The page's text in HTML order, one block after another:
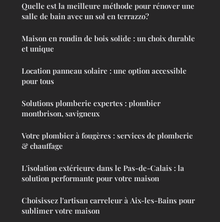
Quelle est la meilleure méthode pour rénover une
salle de bain avec un sol en terrazzo?
Maison en rondin de bois solide : un choix durable
et unique
Location panneau solaire : une option accessible
pour tous
Solutions plomberie expertes : plombier
montbrison, savigneux
Votre plombier à fougères : services de plomberie
& chauffage
L'isolation extérieure dans le Pas-de-Calais : la
solution performante pour votre maison
Choisissez l'artisan carreleur à Aix-les-Bains pour
sublimer votre maison